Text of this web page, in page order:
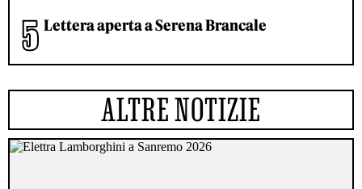
Lettera aperta a Serena Brancale
ALTRE NOTIZIE